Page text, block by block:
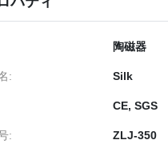
陶磁器
: Silk
CE, SGS
: ZLJ-350